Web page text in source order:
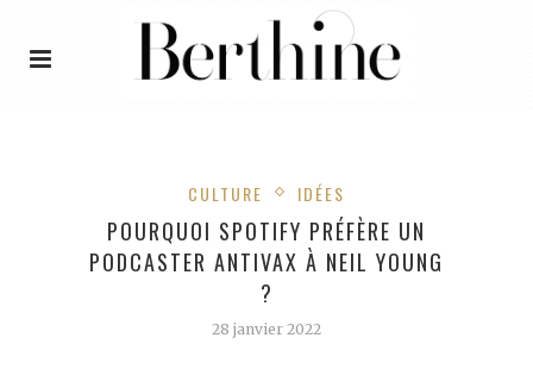
CULTURE IDÉES
POURQUOI SPOTIFY PRÉFÈRE UN
PODCASTER ANTIVAX À NEIL YOUNG
?
28 janvier 2022